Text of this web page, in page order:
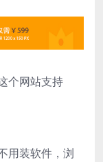
个网站支持
用装软件，浏